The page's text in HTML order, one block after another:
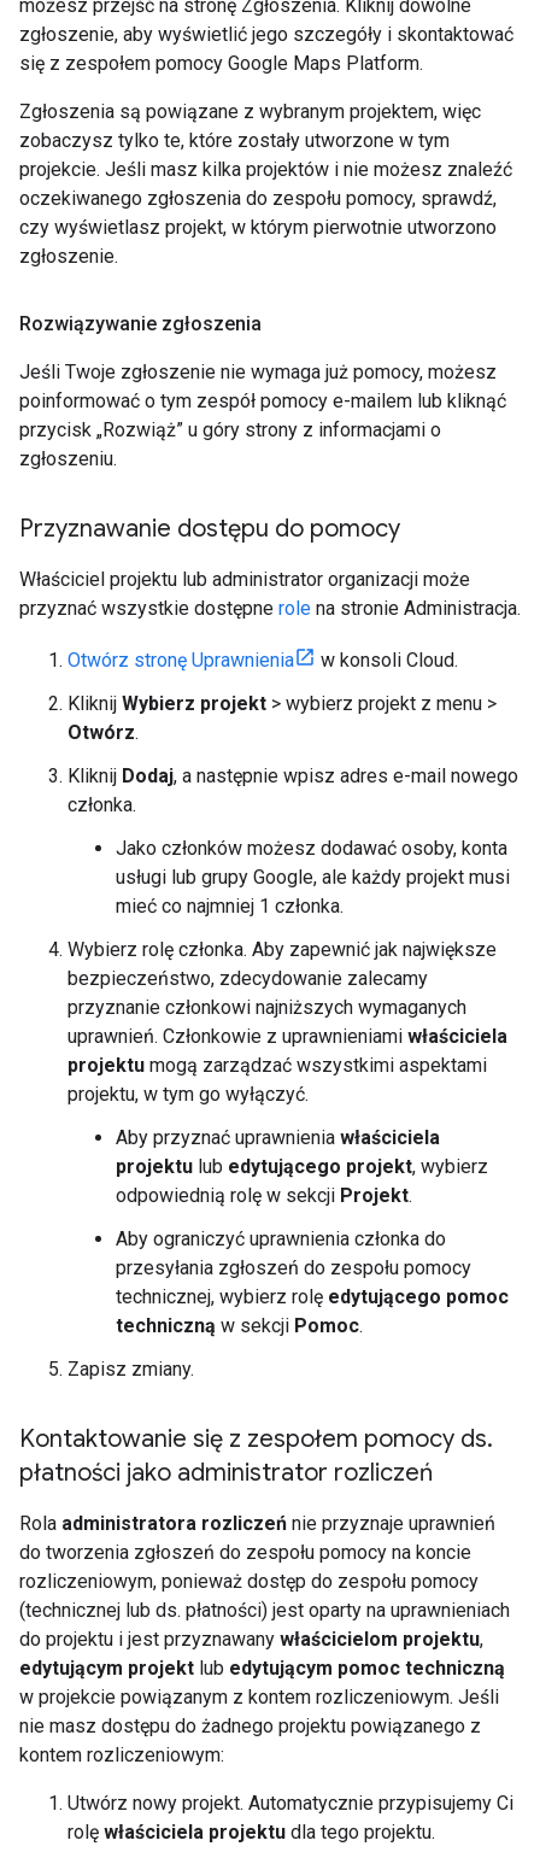
możesz przejść na stronę Zgłoszenia. Kliknij dowolne
zgłoszenie, aby wyświetlić jego szczegóły i skontaktować
się z zespołem pomocy Google Maps Platform.
Zgłoszenia są powiązane z wybranym projektem, więc
zobaczysz tylko te, które zostały utworzone w tym
projekcie. Jeśli masz kilka projektów i nie możesz znaleźć
oczekiwanego zgłoszenia do zespołu pomocy, sprawdź,
czy wyświetlasz projekt, w którym pierwotnie utworzono
zgłoszenie.
Rozwiązywanie zgłoszenia
Jeśli Twoje zgłoszenie nie wymaga już pomocy, możesz
poinformować o tym zespół pomocy e-mailem lub kliknąć
przycisk „Rozwiąż” u góry strony z informacjami o
zgłoszeniu.
Przyznawanie dostępu do pomocy
Właściciel projektu lub administrator organizacji może
przyznać wszystkie dostępne role na stronie Administracja.
Otwórz stronę Uprawnienia
w konsoli Cloud.
Kliknij Wybierz projekt > wybierz projekt z menu >
Otwórz.
Kliknij Dodaj, a następnie wpisz adres e-mail nowego
członka.
Jako członków możesz dodawać osoby, konta
usługi lub grupy Google, ale każdy projekt musi
mieć co najmniej 1 członka.
Wybierz rolę członka. Aby zapewnić jak największe
bezpieczeństwo, zdecydowanie zalecamy
przyznanie członkowi najniższych wymaganych
uprawnień. Członkowie z uprawnieniami właściciela
projektu mogą zarządzać wszystkimi aspektami
projektu, w tym go wyłączyć.
Aby przyznać uprawnienia właściciela
projektu lub edytującego projekt, wybierz
odpowiednią rolę w sekcji Projekt.
Aby ograniczyć uprawnienia członka do
przesyłania zgłoszeń do zespołu pomocy
technicznej, wybierz rolę edytującego pomoc
techniczną w sekcji Pomoc.
Zapisz zmiany.
Kontaktowanie się z zespołem pomocy ds.
płatności jako administrator rozliczeń
Rola administratora rozliczeń nie przyznaje uprawnień
do tworzenia zgłoszeń do zespołu pomocy na koncie
rozliczeniowym, ponieważ dostęp do zespołu pomocy
(technicznej lub ds. płatności) jest oparty na uprawnieniach
do projektu i jest przyznawany właścicielom projektu,
edytującym projekt lub edytującym pomoc techniczną
w projekcie powiązanym z kontem rozliczeniowym. Jeśli
nie masz dostępu do żadnego projektu powiązanego z
kontem rozliczeniowym:
Utwórz nowy projekt. Automatycznie przypisujemy Ci
rolę właściciela projektu dla tego projektu.